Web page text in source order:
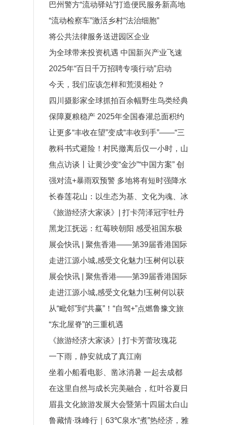
巴州警方“流动驿站”打造便民服务新高地
“流动检察车”激活乡村“法治细胞”
将公共法律服务送进园区企业
为全球带来投资机遇 中国新兴产业飞速
发展获点赞
2025年“百日千万招聘专项行动”启动
今天，我们应该怎样和荒漠相处？
四川摄影家全球抓拍百余幅野生鸟类经典
图片在成都高校展出
保障夏粮稳产 2025年全国春灌总面积约
4.3亿亩
让更多“丰收在望”变成“丰收到手”——“三
夏”机收减损一线观察
教科书式避险！村民撤离后仅一小时，山
体轰然滑坡
焦点访谈丨让黄沙变“金沙”“中国方案” 创
造更多绿色奇迹
强对流+暴雨双预警 多地将有短时强降水
天气 局地将有大暴雨
长春莲花山：以生态为基、文化为魂、冰
雪为翼 打造全国文旅产业新高地
《旅游经济大家谈》| 打卡菏泽冠宇牡丹
园，感受这场跨越千年的国色盛宴
黑龙江抚远：红莓映朝阳 感受祖国东极
好风光
展会快讯 | 聚焦香港——第39届香港国际
旅游展盛大收官！
走进江源小城,感受文化魅力!玉树何以获
评国家级文化生态保护区?
展会快讯 | 聚焦香港——第39届香港国际
旅游展盛大收官！
走进江源小城,感受文化魅力!玉树何以获
评国家级文化生态保护区?
从“毗邻”到“共赢”！“自驾+”点燃鲁豫文旅
共同体“新引擎”
“东北屋脊”的三重机遇
《旅游经济大家谈》| 打卡芳蕾玫瑰花
乡，共赴一场纯粹的“花之盛宴”
一下雨，静安就成了真江南
坐着小船看电影、凿冰消暑 一起去成都
铁像寺水街过夏天
在这里自然与成长完美融合，红叶谷夏日
研习计划火热报名中！
眉县文化旅游发展大会暨第十四届太白山
旅游登山大会启动
鲁藏情·珠峰行｜63℃泉水“煮”热经济，雅